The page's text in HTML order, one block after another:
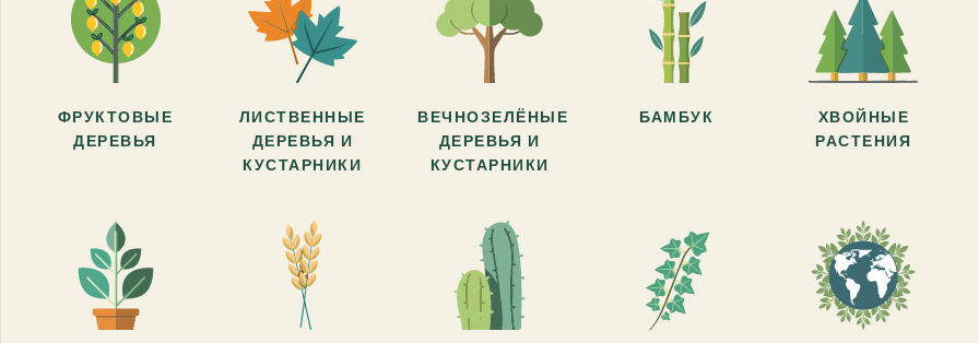
ФРУКТОВЫЕ
ДЕРЕВЬЯ
ЛИСТВЕННЫЕ
ДЕРЕВЬЯ И
КУСТАРНИКИ
ВЕЧНОЗЕЛЁНЫЕ
ДЕРЕВЬЯ И
КУСТАРНИКИ
БАМБУК
ХВОЙНЫЕ
РАСТЕНИЯ